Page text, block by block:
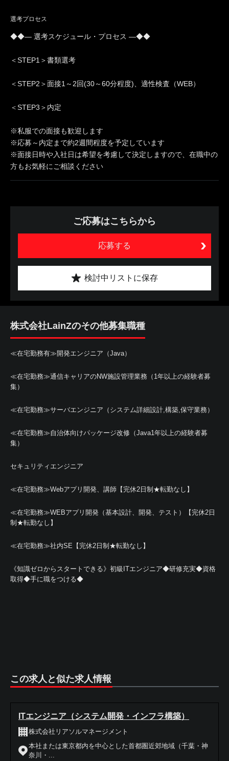
選考プロセス
◆◆― 選考スケジュール・プロセス ―◆◆
＜STEP1＞書類選考
＜STEP2＞面接1～2回(30～60分程度)、適性検査（WEB）
＜STEP3＞内定
※私服での面接も歓迎します
※応募～内定まで約2週間程度を予定しています
※面接日時や入社日は希望を考慮して決定しますので、在職中の
方もお気軽にご相談ください
ご応募はこちらから
応募する
検討中リストに保存
株式会社LainZのその他募集職種
≪在宅勤務有≫開発エンジニア（Java）
≪在宅勤務≫通信キャリアのNW施設管理業務（1年以上の経験者募
集）
≪在宅勤務≫サーバエンジニア（システム詳細設計,構築,保守業務）
≪在宅勤務≫自治体向けパッケージ改修（Java1年以上の経験者募
集）
セキュリティエンジニア
≪在宅勤務≫Webアプリ開発、講師【完休2日制★転勤なし】
≪在宅勤務≫WEBアプリ開発（基本設計、開発、テスト）【完休2日
制★転勤なし】
≪在宅勤務≫社内SE【完休2日制★転勤なし】
《知識ゼロからスタートできる》初級ITエンジニア◆研修充実◆資格
取得◆手に職をつける◆
この求人と似た求人情報
ITエンジニア（システム開発・インフラ構築）
株式会社リアソルマネージメント
本社または東京都内を中心とした首都圏近郊地域（千葉・神
奈川・...